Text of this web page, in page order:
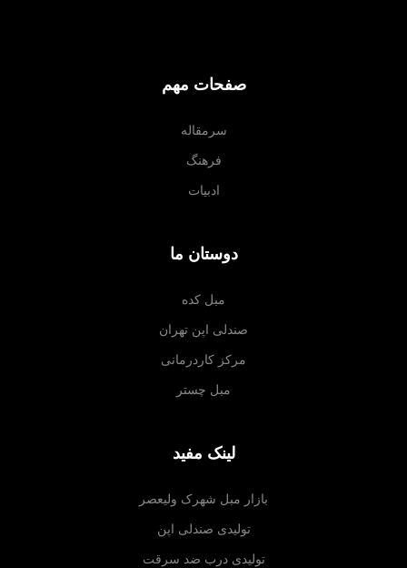
صفحات مهم
سرمقاله
فرهنگ
ادبیات
دوستان ما
مبل کده
صندلی اپن تهران
مرکز کاردرمانی
مبل چستر
لینک مفید
بازار مبل شهرک ولیعصر
تولیدی صندلی اپن
تولیدی درب ضد سرقت